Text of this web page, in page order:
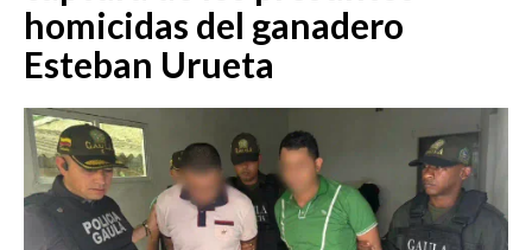
homicidas del ganadero
Esteban Urueta